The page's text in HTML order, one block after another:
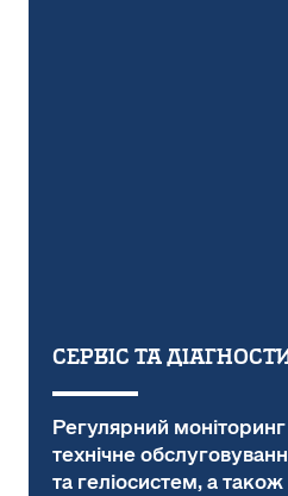
СЕРВІС ТА
Регулярний
технічне
та геліосистем, а